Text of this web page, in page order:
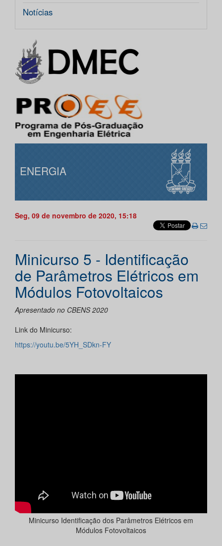
Notícias
ENERGIA
Seg, 09 de novembro de 2020, 15:18
Minicurso 5 - Identificação
de Parâmetros Elétricos em
Módulos Fotovoltaicos
Apresentado no CBENS 2020
Link do Minicurso:
https://youtu.be/5YH_SDkn-FY
Minicurso Identificação dos Parâmetros Elétricos em
Módulos Fotovoltaicos